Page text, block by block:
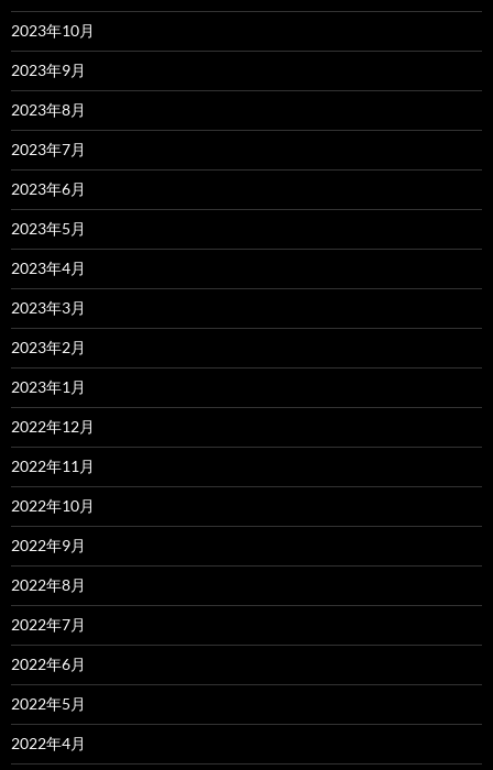
2023年10月
2023年9月
2023年8月
2023年7月
2023年6月
2023年5月
2023年4月
2023年3月
2023年2月
2023年1月
2022年12月
2022年11月
2022年10月
2022年9月
2022年8月
2022年7月
2022年6月
2022年5月
2022年4月